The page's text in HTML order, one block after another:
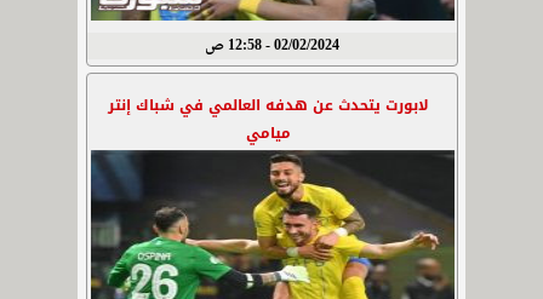
02/02/2024 - 12:58 ص
لابورت يتحدث عن هدفه العالمي في شباك إنتر
ميامي